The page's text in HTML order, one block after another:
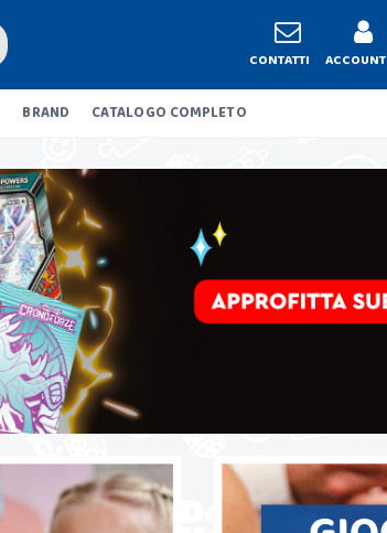
CONTATTI ACCOUNT
BRAND CATALOGO COMPLETO